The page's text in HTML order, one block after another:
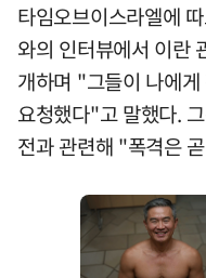
타임오브이스라엘에
와의 인터뷰에서 이란
개하며 "그들이 나에
요청했다"고 말했다.
전과 관련해 "폭격은